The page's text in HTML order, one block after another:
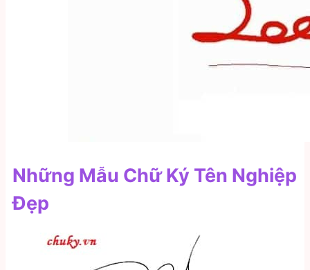
Những Mẫu Chữ Ký Tên Nghiệp
Đẹp